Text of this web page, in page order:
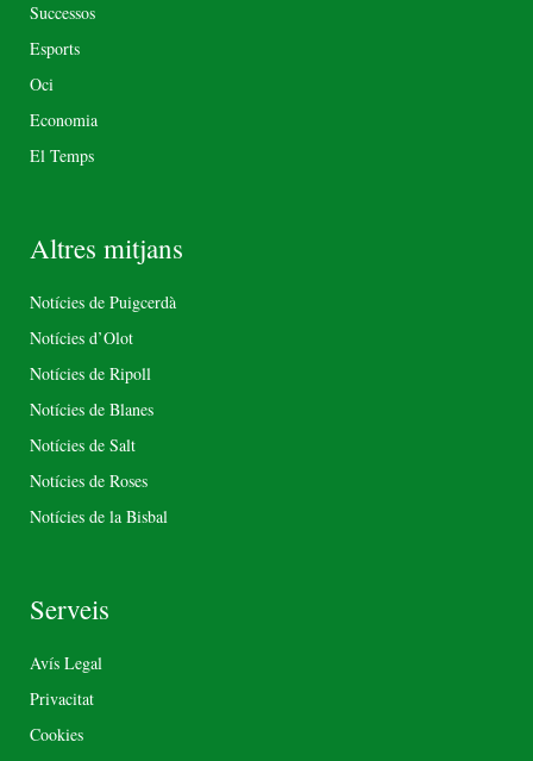
Successos
Esports
Oci
Economia
El Temps
Altres mitjans
Notícies de Puigcerdà
Notícies d’Olot
Notícies de Ripoll
Notícies de Blanes
Notícies de Salt
Notícies de Roses
Notícies de la Bisbal
Serveis
Avís Legal
Privacitat
Cookies